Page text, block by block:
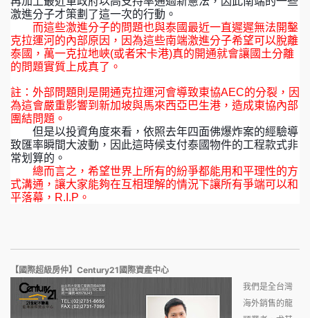
激進分子才策劃了這一次的行動。
而這些激進分子的問題也與泰國最近一直遲遲無法開鑿
克拉運河的內部原因，因為這些南端激進分子希望可以脫離
泰國，萬一克拉地峽(或者宋卡港)真的開通就會讓國土分離
的問題實質上成真了。
註：外部問題則是開通克拉運河會導致東協AEC的分裂，因
為這會嚴重影響到新加坡與馬來西亞巴生港，造成東協內部
團結問題。
但是以投資角度來看，依照去年四面佛爆炸案的經驗導
致匯率瞬間大波動，因此這時候支付泰國物件的工程款式非
常划算的。
總而言之，希望世界上所有的紛爭都能用和平理性的方
式溝通，讓大家能夠在互相理解的情況下讓所有爭端可以和
平落幕， R.I.P 。
【國際超級房仲】Century21國際資產中心
我們是全台灣
海外銷售的龍